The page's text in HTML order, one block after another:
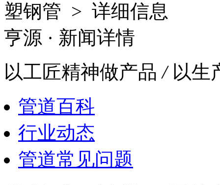
塑钢管 > 详细信息
亨源 · 新闻详情
以工匠精神做产品/以生
管道百科
行业动态
管道常见问题